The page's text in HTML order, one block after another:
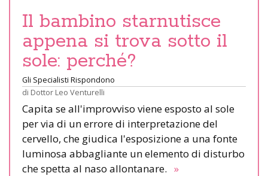
Il bambino starnutisce
appena si trova sotto il
sole: perché?
Gli Specialisti Rispondono
di Dottor Leo Venturelli
Capita se all'improvviso viene esposto al sole
per via di un errore di interpretazione del
cervello, che giudica l'esposizione a una fonte
luminosa abbagliante un elemento di disturbo
che spetta al naso allontanare. »